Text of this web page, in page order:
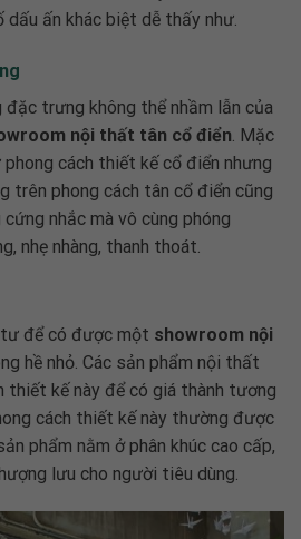
ấn khác biệt dễ thấy như.
trưng không thể nhầm lẫn của
nội thất tân cổ điển. Mặc
cách thiết kế cổ điển nhưng
trên phong cách tân cổ điển cũng
nhắc mà vô cùng phóng
nhẹ nhàng, thanh thoát.
tư để có được một showroom nội
hề nhỏ. Các sản phẩm nội thất
thiết kế này để có giá thành tương
cách thiết kế này thường được
phẩm nằm ở phân khúc cao cấp,
lưu cho người tiêu dùng.